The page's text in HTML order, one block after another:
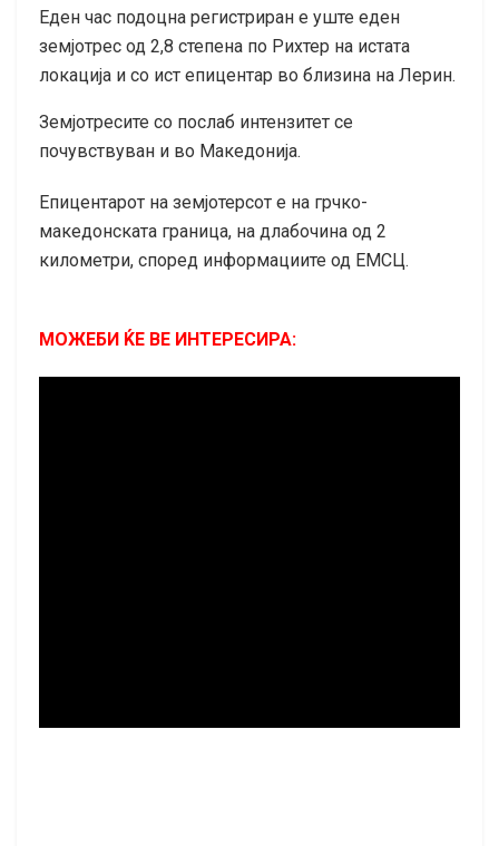
Еден час подоцна регистриран е уште еден
земјотрес од 2,8 степена по Рихтер на истата
локација и со ист епицентар во близина на Лерин.
Земјотресите со послаб интензитет се
почувствуван и во Македонија.
Епицентарот на земјотерсот е на грчко-
македонската граница, на длабочина од 2
километри, според информациите од ЕМСЦ.
МОЖЕБИ ЌЕ ВЕ ИНТЕРЕСИРА: